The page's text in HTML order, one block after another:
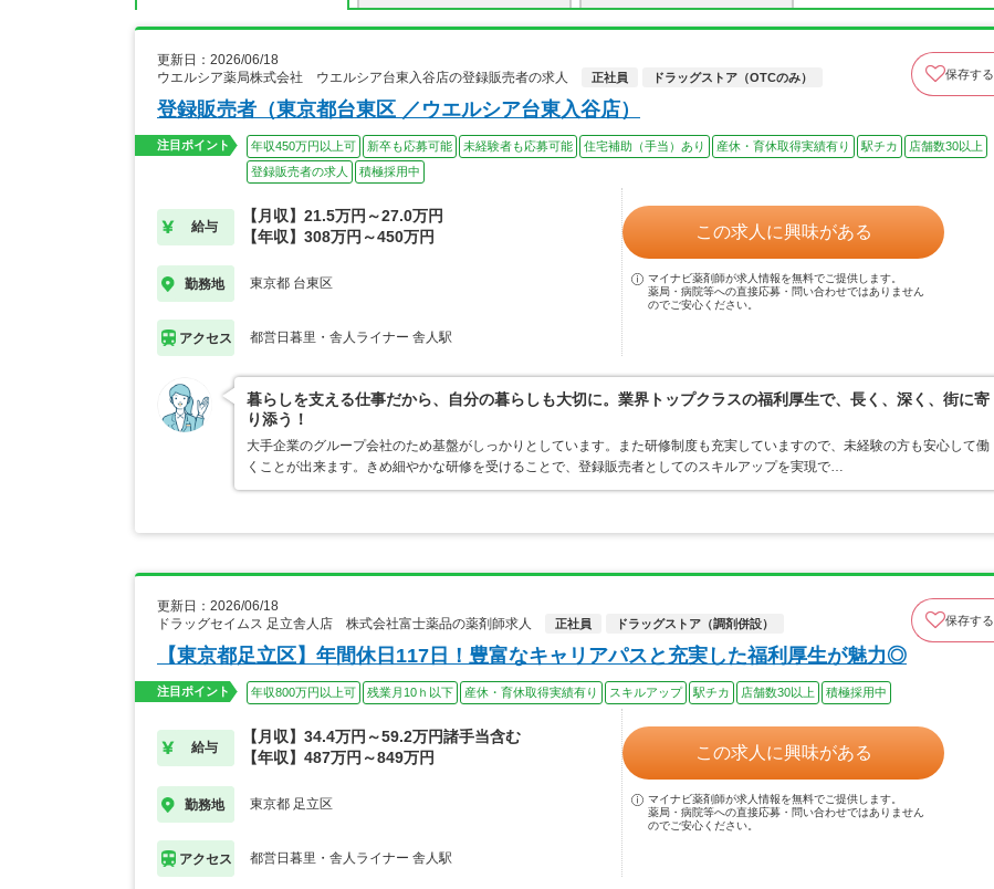
更新日：2026/06/18
ウエルシア薬局株式会社 ウエルシア台東入谷店の登録販売者の求人
正社員 ドラッグストア（OTCのみ） 保存する
登録販売者（東京都台東区 ／ウエルシア台東入谷店）
注目ポイント 年収450万円以上可 新卒も応募可能 未経験者も応募可能 住宅補助（手当）あり 産休・育休取得実績有り 駅チカ
店舗数30以上
登録販売者の求人
積極採用中
給与
【月収】21.5万円～27.0万円
【年収】308万円～450万円
勤務地 東京都 台東区
アクセス 都営日暮里・舎人ライナー 舎人駅
この求人に興味がある
マイナビ薬剤師が求人情報を無料でご提供します。
薬局・病院等への直接応募・問い合わせではありません
のでご安心ください。
暮らしを支える仕事だから、自分の暮らしも大切に。業界トップクラスの福利厚生で、長く、深く、街に寄
り添う！
大手企業のグループ会社のため基盤がしっかりとしています。また研修制度も充実していますので、未経験の方も安心して働
くことが出来ます。きめ細やかな研修を受けることで、登録販売者としてのスキルアップを実現で…
更新日：2026/06/18
ドラッグセイムス 足立舎人店 株式会社富士薬品の薬剤師求人
正社員 ドラッグストア（調剤併設） 保存する
【東京都足立区】年間休日117日！豊富なキャリアパスと充実した福利厚生が魅力◎
注目ポイント 年収800万円以上可 残業月10ｈ以下 産休・育休取得実績有り スキルアップ 駅チカ 店舗数30以上 積極採用中
給与
【月収】34.4万円～59.2万円諸手当含む
【年収】487万円～849万円
勤務地 東京都 足立区
アクセス 都営日暮里・舎人ライナー 舎人駅
この求人に興味がある
マイナビ薬剤師が求人情報を無料でご提供します。
薬局・病院等への直接応募・問い合わせではありません
のでご安心ください。